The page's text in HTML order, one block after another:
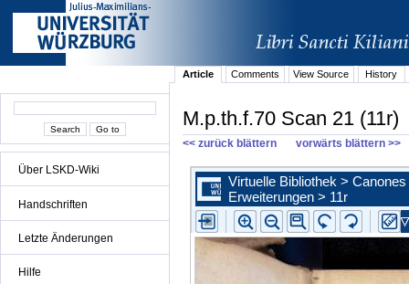
Über LSKD-Wiki
Handschriften
Letzte Änderungen
Hilfe
Article Comments View Source History
M.p.th.f.70 Scan 21 (11r)
<< zurück blättern vorwärts blättern >>